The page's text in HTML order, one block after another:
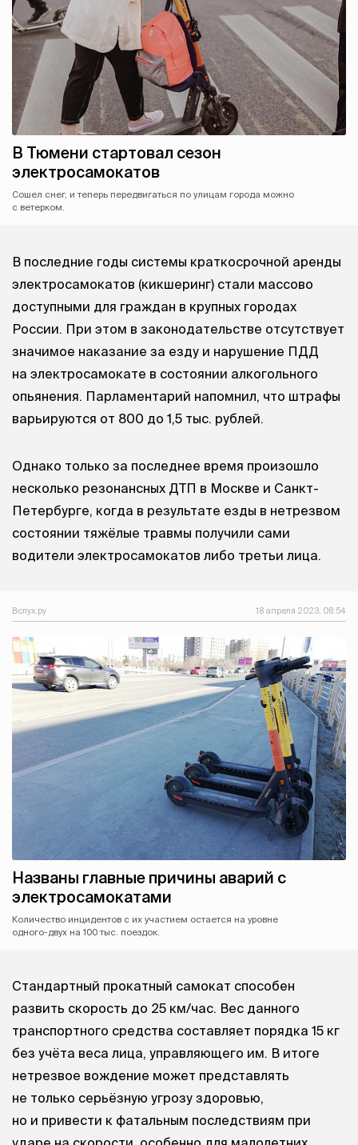
В Тюмени стартовал сезон
электросамокатов
Сошел снег, и теперь передвигаться по улицам города можно
с ветерком.
В последние годы системы краткосрочной аренды
электросамокатов (кикшеринг) стали массово
доступными для граждан в крупных городах
России. При этом в законодательстве отсутствует
значимое наказание за езду и нарушение ПДД
на электросамокате в состоянии алкогольного
опьянения. Парламентарий напомнил, что штрафы
варьируются от 800 до 1,5 тыс. рублей.
Однако только за последнее время произошло
несколько резонансных ДТП в Москве и Санкт-
Петербурге, когда в результате езды в нетрезвом
состоянии тяжёлые травмы получили сами
водители электросамокатов либо третьи лица.
Вслух.ру 18 апреля 2023, 08:54
Названы главные причины аварий с
электросамокатами
Количество инцидентов с их участием остается на уровне
одного-двух на 100 тыс. поездок.
Стандартный прокатный самокат способен
развить скорость до 25 км/час. Вес данного
транспортного средства составляет порядка 15 кг
без учёта веса лица, управляющего им. В итоге
нетрезвое вождение может представлять
не только серьёзную угрозу здоровью,
но и привести к фатальным последствиям при